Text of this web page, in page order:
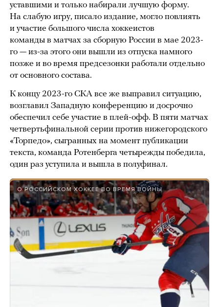
уставшими и только набирали лучшую форму.
На слабую игру, писало издание, могло повлиять
и участие большого числа хоккеистов
команды в матчах за сборную России в мае 2023-
го — из-за этого они вышли из отпуска намного
позже и во время предсезонки работали отдельно
от основного состава.
К концу 2023-го СКА все же выправил ситуацию,
возглавил Западную конференцию и досрочно
обеспечил себе участие в плей-офф. В пяти матчах
четвертьфинальной серии против нижегородского
«Торпедо», сыгранных на момент публикации
текста, команда Ротенберга четырежды победила,
один раз уступила и вышла в полуфинал.
О РОССИЙСКОМ ХОККЕЕ ВО ВРЕМЯ ВОЙНЫ